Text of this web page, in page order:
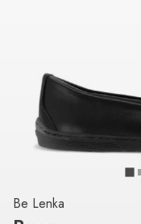
Be Lenka